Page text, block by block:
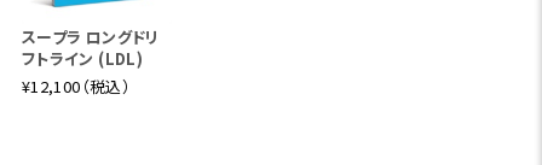
スープラ ロングドリ
フトライン (LDL)
¥12,100（税込）